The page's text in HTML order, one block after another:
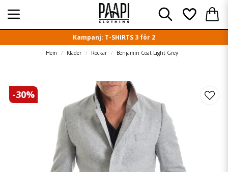
Kampanj: T-SHIRTS 3 för 2
Hem Kläder Rockar Benjamin Coat Light Grey
-30%